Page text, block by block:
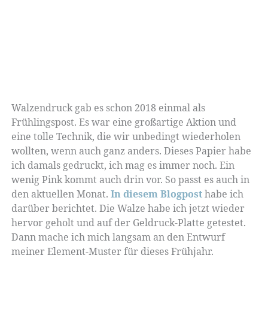
Walzendruck gab es schon 2018 einmal als
Frühlingspost. Es war eine großartige Aktion und
eine tolle Technik, die wir unbedingt wiederholen
wollten, wenn auch ganz anders. Dieses Papier habe
ich damals gedruckt, ich mag es immer noch. Ein
wenig Pink kommt auch drin vor. So passt es auch in
den aktuellen Monat. In diesem Blogposthabe ich
darüber berichtet. Die Walze habe ich jetzt wieder
hervor geholt und auf der Geldruck-Platte getestet.
Dann mache ich mich langsam an den Entwurf
meiner Element-Muster für dieses Frühjahr.